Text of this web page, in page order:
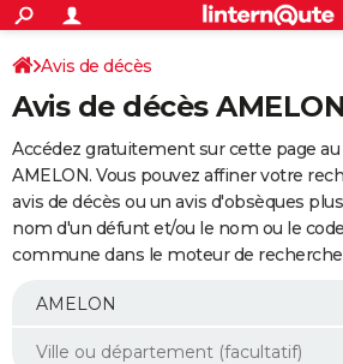
ACTUALITÉS
Politique
Société
Faits Divers
Education
Monde
Villes
+
SPORT
Coupe du monde 2026
Football
Tennis
Cyclisme
Rugby
Forum
Programme TV
TNT
Streaming
Cinéma
Sorties cinéma
Musique
+
FINANCE
Retraite
Epargne
Immobilier
Risques naturels par ville
Banque
Assurance
AUTO
Essais
Réserver un essai
Citadines
Berlines
SUV
Forum auto
+
Mobiles
Meilleur smartphone
Internet
Ordinateurs
Jeux vidéo
Guide high-tech
Avis de décès
Avis de décès AMELON
Accédez gratuitement sur cette page
AMELON. Vous pouvez affiner votre
avis de décès ou un avis d'obsèques
nom d'un défunt et/ou le nom ou le
commune dans le moteur de recherche